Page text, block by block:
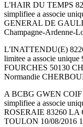
L'HAIR DU TEMPS
simplifiee a associe
GENERAL DE
Champagne-Ardenne-
L'INATTENDU(E)
limitee a associe
FOURCHES 50130
Normandie
A BCBG GWEN COIF
simplifiee a associe
ROSERAIE 83260 LA
TOULON 10/08/2016